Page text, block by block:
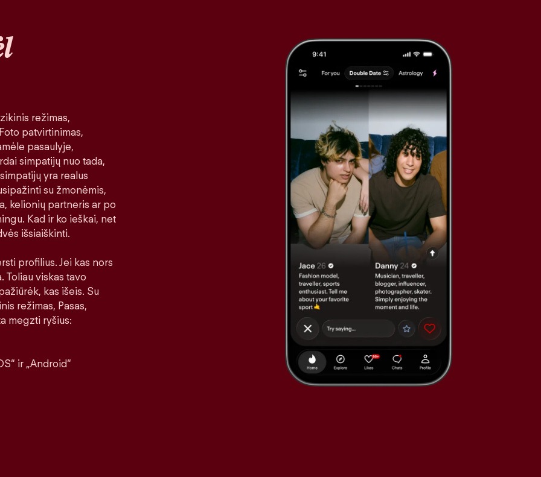
režimas,
patvirtinimas,
pasaulyje,
simpatijų nuo tada,
yra realus
su žmonėmis,
kelionių partneris ar po
Kad ir ko ieškai, net
išsiaiškinti.
profilius. Jei kas nors
Toliau viskas tavo
kas išeis. Su
režimas, Pasas,
megzti ryšius:
ir „Android“